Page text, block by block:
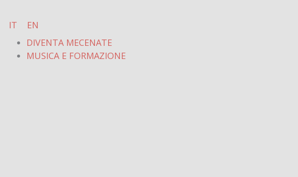
contenuto
IT
EN
DIVENTA MECENATE
MUSICA E FORMAZIONE